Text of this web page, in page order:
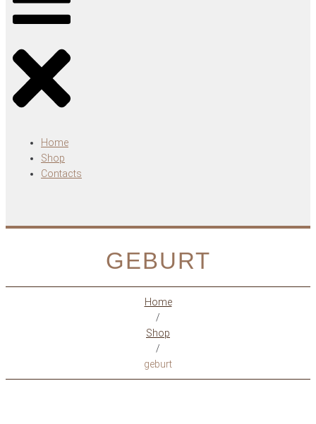
Home
Shop
Contacts
GEBURT
Home
/
Shop
/
geburt